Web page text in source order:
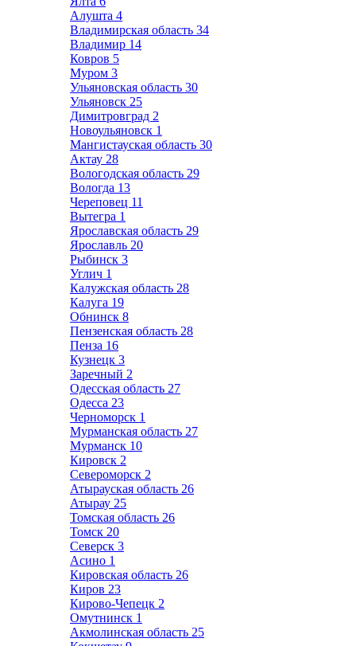
Алушта 4
Владимирская область 34
Владимир 14
Ковров 5
Муром 3
Ульяновская область 30
Ульяновск 25
Димитровград 2
Новоульяновск 1
Мангистауская область 30
Актау 28
Вологодская область 29
Вологда 13
Череповец 11
Вытегра 1
Ярославская область 29
Ярославль 20
Рыбинск 3
Углич 1
Калужская область 28
Калуга 19
Обнинск 8
Пензенская область 28
Пенза 16
Кузнецк 3
Заречный 2
Одесская область 27
Одесса 23
Черноморск 1
Мурманская область 27
Мурманск 10
Кировск 2
Североморск 2
Атырауская область 26
Атырау 25
Томская область 26
Томск 20
Северск 3
Асино 1
Кировская область 26
Киров 23
Кирово-Чепецк 2
Омутнинск 1
Акмолинская область 25